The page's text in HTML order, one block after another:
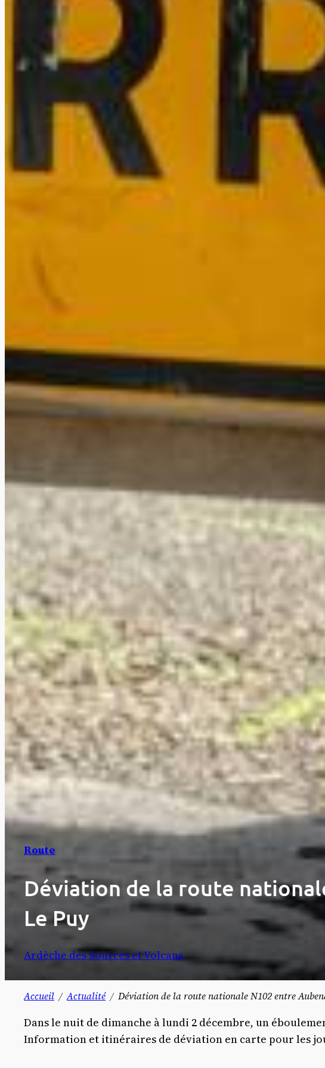
Route
Déviation de la route
Le Puy
Ardèche des Sources et Volcans
Accueil Actualité Déviation de la route nationale N102 entre
Dans le nuit de dimanche à lundi 2 décembre, un
Information et itinéraires de déviation en carte pour les